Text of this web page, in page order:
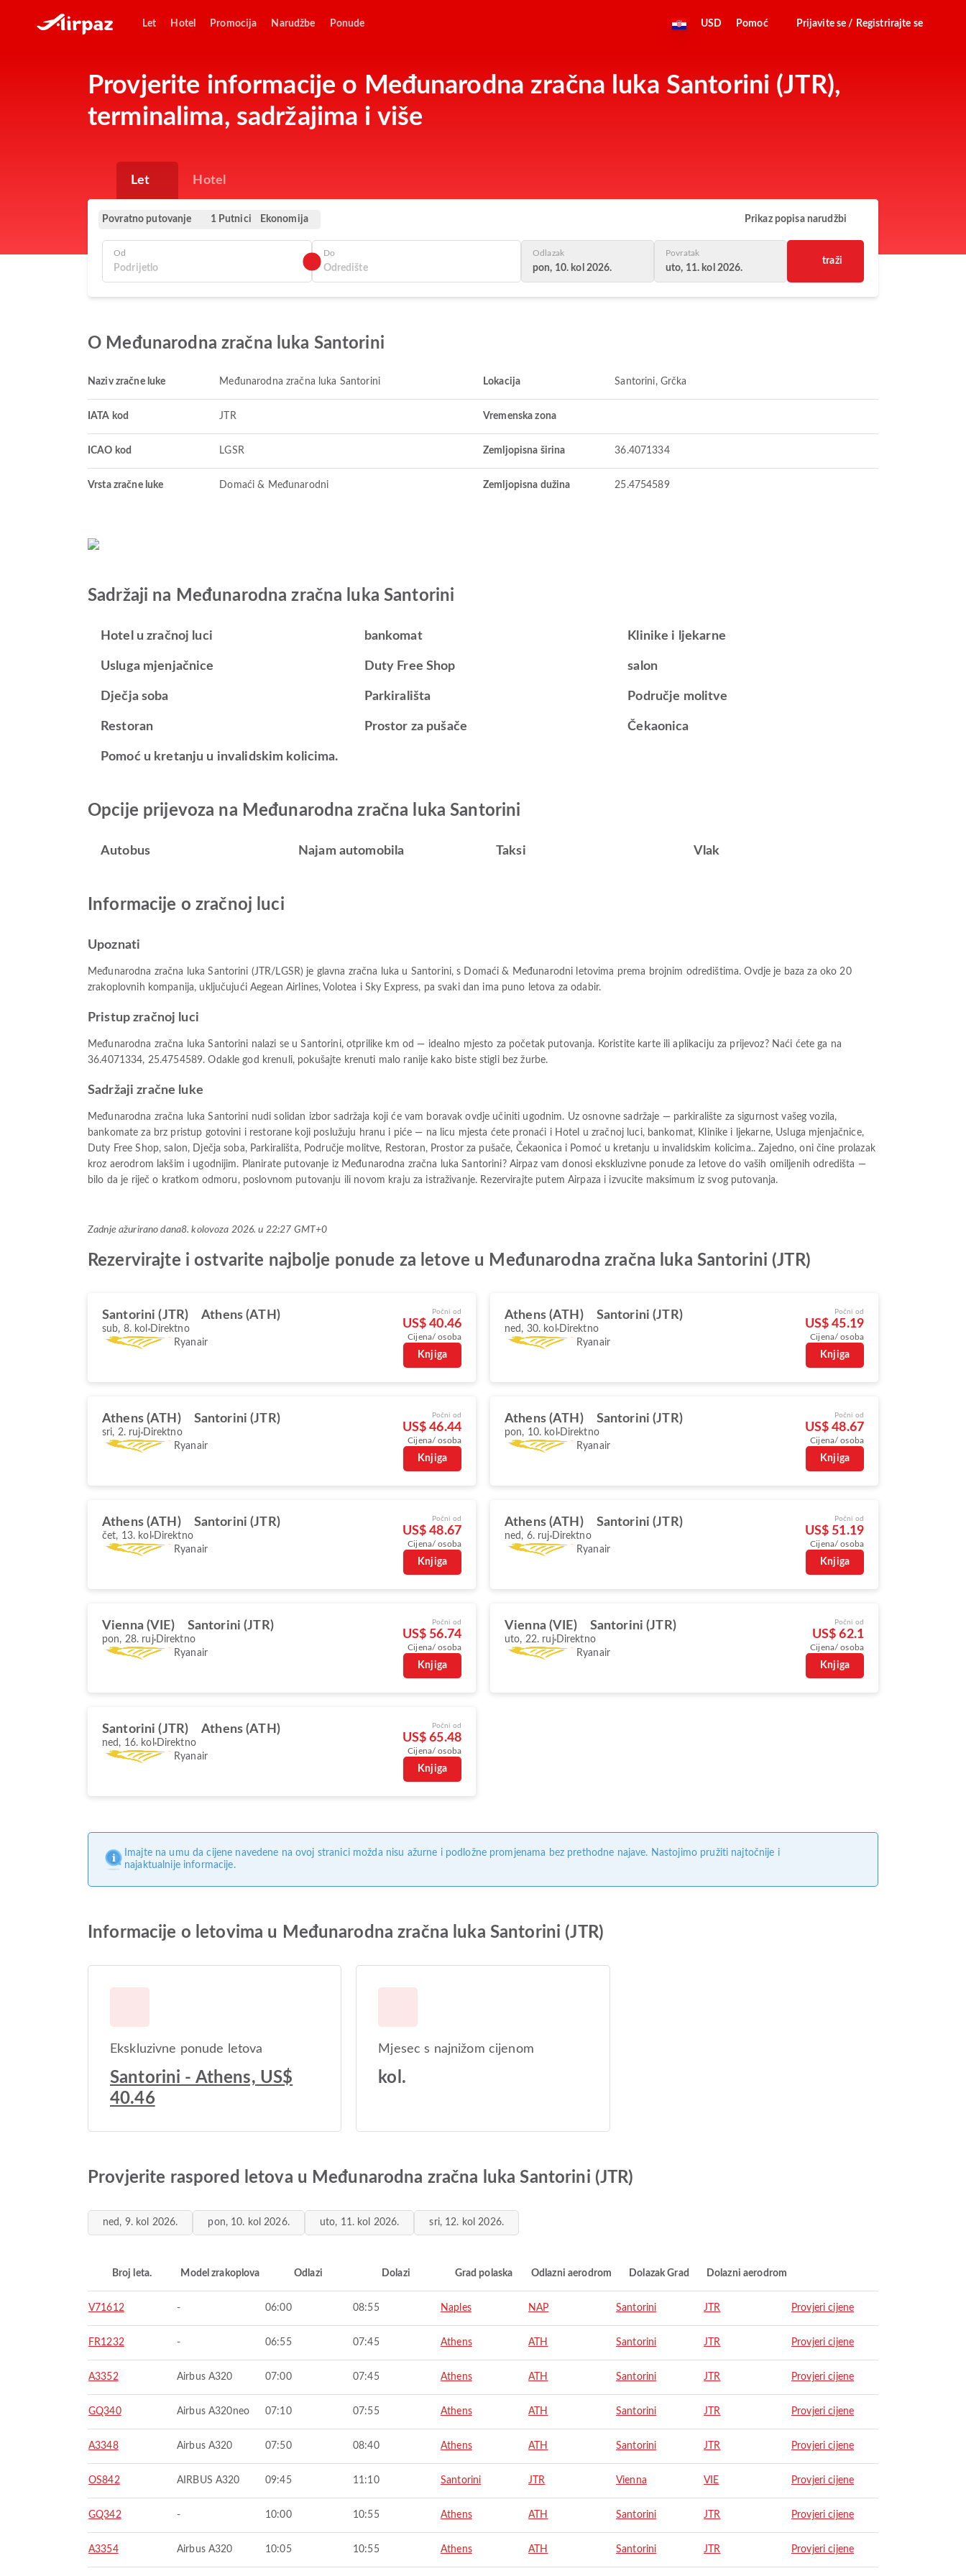
Let Hotel Promocija Narudžbe Ponude USD Pomoć Prijavite se / Registrirajte se
Provjerite informacije o Međunarodna zračna luka Santorini (JTR),
terminalima, sadržajima i više
Let Hotel
Povratno putovanje 1 Putnici Ekonomija Prikaz popisa narudžbi
Od Do Odlazak
pon, 10. kol 2026.
Povratak
uto, 11. kol 2026.
traži
O Međunarodna zračna luka Santorini
Naziv zračne luke Međunarodna zračna luka Santorini
IATA kod JTR
ICAO kod LGSR
Vrsta zračne luke Domaći & Međunarodni
Lokacija Santorini, Grčka
Vremenska zona
Zemljopisna širina 36.4071334
Zemljopisna dužina 25.4754589
Sadržaji na Međunarodna zračna luka Santorini
Hotel u zračnoj luci bankomat Klinike i ljekarne
Usluga mjenjačnice Duty Free Shop salon
Dječja soba Parkirališta Područje molitve
Restoran Prostor za pušače Čekaonica
Pomoć u kretanju u invalidskim kolicima.
Opcije prijevoza na Međunarodna zračna luka Santorini
Autobus Najam automobila Taksi Vlak
Informacije o zračnoj luci
Upoznati
Međunarodna zračna luka Santorini (JTR/LGSR) je glavna zračna luka u Santorini, s Domaći & Međunarodni letovima prema brojnim odredištima. Ovdje je baza za oko 20
zrakoplovnih kompanija, uključujući Aegean Airlines, Volotea i Sky Express, pa svaki dan ima puno letova za odabir.
Pristup zračnoj luci
Međunarodna zračna luka Santorini nalazi se u Santorini, otprilike km od — idealno mjesto za početak putovanja. Koristite karte ili aplikaciju za prijevoz? Naći ćete ga na
36.4071334, 25.4754589. Odakle god krenuli, pokušajte krenuti malo ranije kako biste stigli bez žurbe.
Sadržaji zračne luke
Međunarodna zračna luka Santorini nudi solidan izbor sadržaja koji će vam boravak ovdje učiniti ugodnim. Uz osnovne sadržaje — parkiralište za sigurnost vašeg vozila,
bankomate za brz pristup gotovini i restorane koji poslužuju hranu i piće — na licu mjesta ćete pronaći i Hotel u zračnoj luci, bankomat, Klinike i ljekarne, Usluga mjenjačnice,
Duty Free Shop, salon, Dječja soba, Parkirališta, Područje molitve, Restoran, Prostor za pušače, Čekaonica i Pomoć u kretanju u invalidskim kolicima.. Zajedno, oni čine prolazak
kroz aerodrom lakšim i ugodnijim. Planirate putovanje iz Međunarodna zračna luka Santorini? Airpaz vam donosi ekskluzivne ponude za letove do vaših omiljenih odredišta —
bilo da je riječ o kratkom odmoru, poslovnom putovanju ili novom kraju za istraživanje. Rezervirajte putem Airpaza i izvucite maksimum iz svog putovanja.
Zadnje ažurirano dana8. kolovoza 2026. u 22:27 GMT+0
Rezervirajte i ostvarite najbolje ponude za letove u Međunarodna zračna luka Santorini (JTR)
Santorini (JTR) Athens (ATH)
sub, 8. kol Direktno
Ryanair
Počni od
US$ 40.46
Cijena/ osoba
Knjiga
Athens (ATH) Santorini (JTR)
ned, 30. kol Direktno
Ryanair
Počni od
US$ 45.19
Cijena/ osoba
Knjiga
Athens (ATH) Santorini (JTR)
sri, 2. ruj Direktno
Ryanair
Počni od
US$ 46.44
Cijena/ osoba
Knjiga
Athens (ATH) Santorini (JTR)
pon, 10. kol Direktno
Ryanair
Počni od
US$ 48.67
Cijena/ osoba
Knjiga
Athens (ATH) Santorini (JTR)
čet, 13. kol Direktno
Ryanair
Počni od
US$ 48.67
Cijena/ osoba
Knjiga
Athens (ATH) Santorini (JTR)
ned, 6. ruj Direktno
Ryanair
Počni od
US$ 51.19
Cijena/ osoba
Knjiga
Vienna (VIE) Santorini (JTR)
pon, 28. ruj Direktno
Ryanair
Počni od
US$ 56.74
Cijena/ osoba
Knjiga
Vienna (VIE) Santorini (JTR)
uto, 22. ruj Direktno
Ryanair
Počni od
US$ 62.1
Cijena/ osoba
Knjiga
Santorini (JTR) Athens (ATH)
ned, 16. kol Direktno
Ryanair
Počni od
US$ 65.48
Cijena/ osoba
Knjiga
Imajte na umu da cijene navedene na ovoj stranici možda nisu ažurne i podložne promjenama bez prethodne najave. Nastojimo pružiti najtočnije i
najaktualnije informacije.
Informacije o letovima u Međunarodna zračna luka Santorini (JTR)
Ekskluzivne ponude letova
Santorini - Athens, US$
40.46
Mjesec s najnižom cijenom
kol.
Provjerite raspored letova u Međunarodna zračna luka Santorini (JTR)
ned, 9. kol 2026. pon, 10. kol 2026. uto, 11. kol 2026. sri, 12. kol 2026.
Broj leta. Model zrakoplova Odlazi Dolazi Grad polaska Odlazni aerodrom Dolazak Grad Dolazni aerodrom
V71612 - 06:00 08:55 Naples NAP Santorini JTR Provjeri cijene
FR1232 - 06:55 07:45 Athens ATH Santorini JTR Provjeri cijene
A3352 Airbus A320 07:00 07:45 Athens ATH Santorini JTR Provjeri cijene
GQ340 Airbus A320neo 07:10 07:55 Athens ATH Santorini JTR Provjeri cijene
A3348 Airbus A320 07:50 08:40 Athens ATH Santorini JTR Provjeri cijene
OS842 AIRBUS A320 09:45 11:10 Santorini JTR Vienna VIE Provjeri cijene
GQ342 - 10:00 10:55 Athens ATH Santorini JTR Provjeri cijene
A3354 Airbus A320 10:05 10:55 Athens ATH Santorini JTR Provjeri cijene